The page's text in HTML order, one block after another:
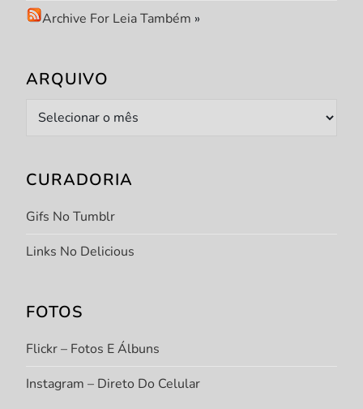
Archive For Leia Também »
ARQUIVO
Arquivo
CURADORIA
Gifs No Tumblr
Links No Delicious
FOTOS
Flickr – Fotos E Álbuns
Instagram – Direto Do Celular